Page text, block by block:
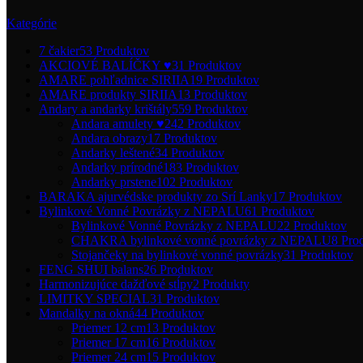
Kategórie
7 čakier53 Produktov
AKCIOVÉ BALÍČKY ♥31 Produktov
AMARE pohľadnice SIRIIA19 Produktov
AMARE produkty SIRIIA13 Produktov
Andary a andarky krištály559 Produktov
Andara amulety ♥242 Produktov
Andara obrazy17 Produktov
Andarky leštené34 Produktov
Andarky prírodné183 Produktov
Andarky prstene102 Produktov
BARAKA ajurvédske produkty zo Srí Lanky17 Produktov
Bylinkové Vonné Povrázky z NEPALU61 Produktov
Bylinkové Vonné Povrázky z NEPALU22 Produktov
CHAKRA bylinkové vonné povrázky z NEPALU8
Stojančeky na bylinkové vonné povrázky31 Produktov
FENG SHUI balans26 Produktov
Harmonizujúce dažďové stĺpy2 Produkty
LIMITKY SPECIAL31 Produktov
Mandalky na okná44 Produktov
Priemer 12 cm13 Produktov
Priemer 17 cm16 Produktov
Priemer 24 cm15 Produktov